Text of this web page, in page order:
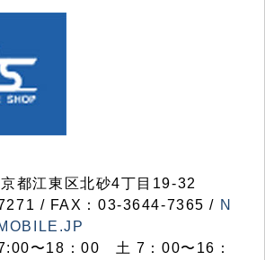
都江東区北砂4丁目19-32
/ FAX：03-3644-7365 / N
〜18：00 土 7：00〜16：